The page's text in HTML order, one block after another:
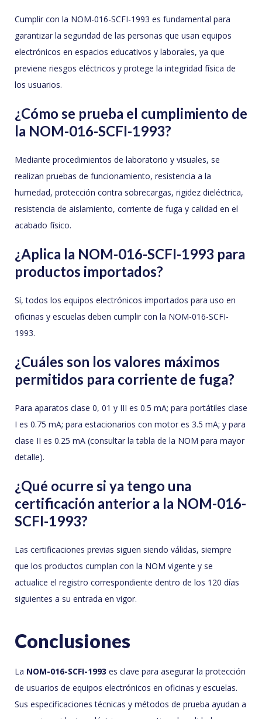
Cumplir con la NOM-016-SCFI-1993 es fundamental para
garantizar la seguridad de las personas que usan equipos
electrónicos en espacios educativos y laborales, ya que
previene riesgos eléctricos y protege la integridad física de
los usuarios.
¿Cómo se prueba el cumplimiento de
la NOM-016-SCFI-1993?
Mediante procedimientos de laboratorio y visuales, se
realizan pruebas de funcionamiento, resistencia a la
humedad, protección contra sobrecargas, rigidez dieléctrica,
resistencia de aislamiento, corriente de fuga y calidad en el
acabado físico.
¿Aplica la NOM-016-SCFI-1993 para
productos importados?
Sí, todos los equipos electrónicos importados para uso en
oficinas y escuelas deben cumplir con la NOM-016-SCFI-
1993.
¿Cuáles son los valores máximos
permitidos para corriente de fuga?
Para aparatos clase 0, 01 y III es 0.5 mA; para portátiles clase
I es 0.75 mA; para estacionarios con motor es 3.5 mA; y para
clase II es 0.25 mA (consultar la tabla de la NOM para mayor
detalle).
¿Qué ocurre si ya tengo una
certificación anterior a la NOM-016-
SCFI-1993?
Las certificaciones previas siguen siendo válidas, siempre
que los productos cumplan con la NOM vigente y se
actualice el registro correspondiente dentro de los 120 días
siguientes a su entrada en vigor.
Conclusiones
La NOM-016-SCFI-1993 es clave para asegurar la protección
de usuarios de equipos electrónicos en oficinas y escuelas.
Sus especificaciones técnicas y métodos de prueba ayudan a